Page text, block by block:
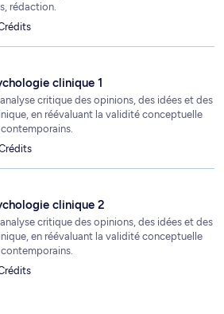
rédaction.
clinique 1
critique des opinions, des idées et des
en réévaluant la validité conceptuelle
clinique 2
critique des opinions, des idées et des
en réévaluant la validité conceptuelle